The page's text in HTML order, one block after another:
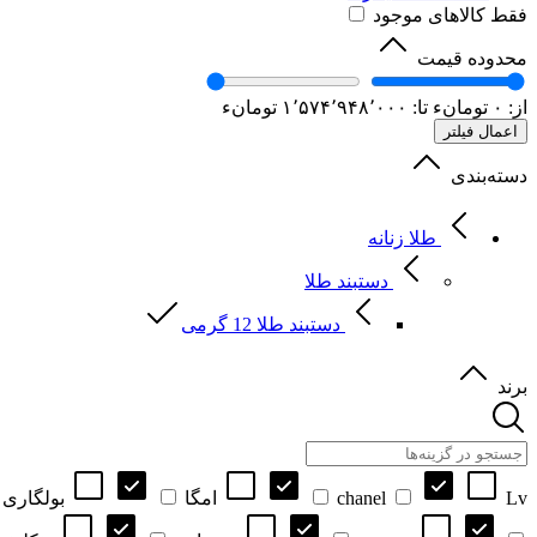
فقط کالاهای موجود
محدوده قیمت
از: ۰ تومانء تا: ۱٬۵۷۴٬۹۴۸٬۰۰۰ تومانء
اعمال فیلتر
دسته‌بندی
طلا زنانه
دستبند طلا
دستبند طلا 12 گرمی
برند
chanel Lv امگا بولگاری